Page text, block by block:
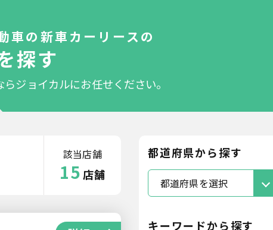
車の新車カーリースの
探す
らジョイカルにお任せください。
都道府県から探す
都道府県を選択
キーワードから探す
該当店舗
15 店舗